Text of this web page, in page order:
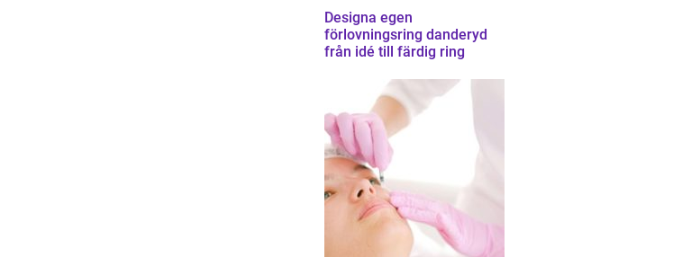
Designa egen
förlovningsring danderyd
från idé till färdig ring